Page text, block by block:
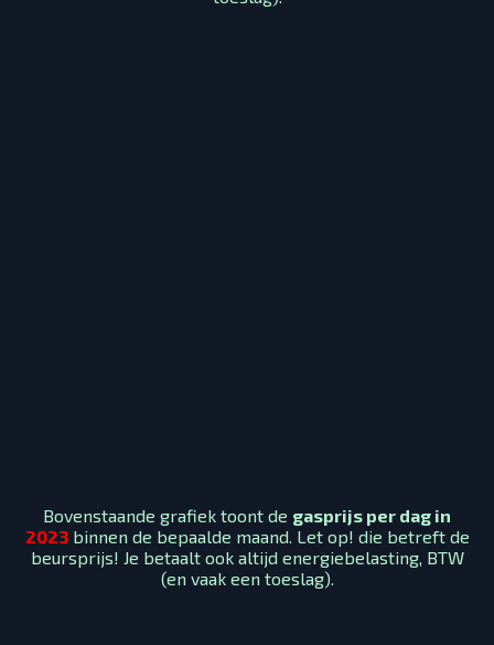
Bovenstaande grafiek toont de gasprijs per dag in
2023binnen de bepaalde maand. Let op! die betreft de
beursprijs! Je betaalt ook altijd energiebelasting, BTW
(en vaak een toeslag).